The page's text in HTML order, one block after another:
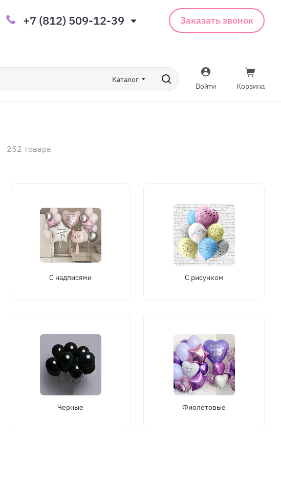
+7 (812) 509-12-39 Заказать звонок
Каталог
Войти Корзина
252 товара
С надписями С рисунком
Черные Фиолетовые